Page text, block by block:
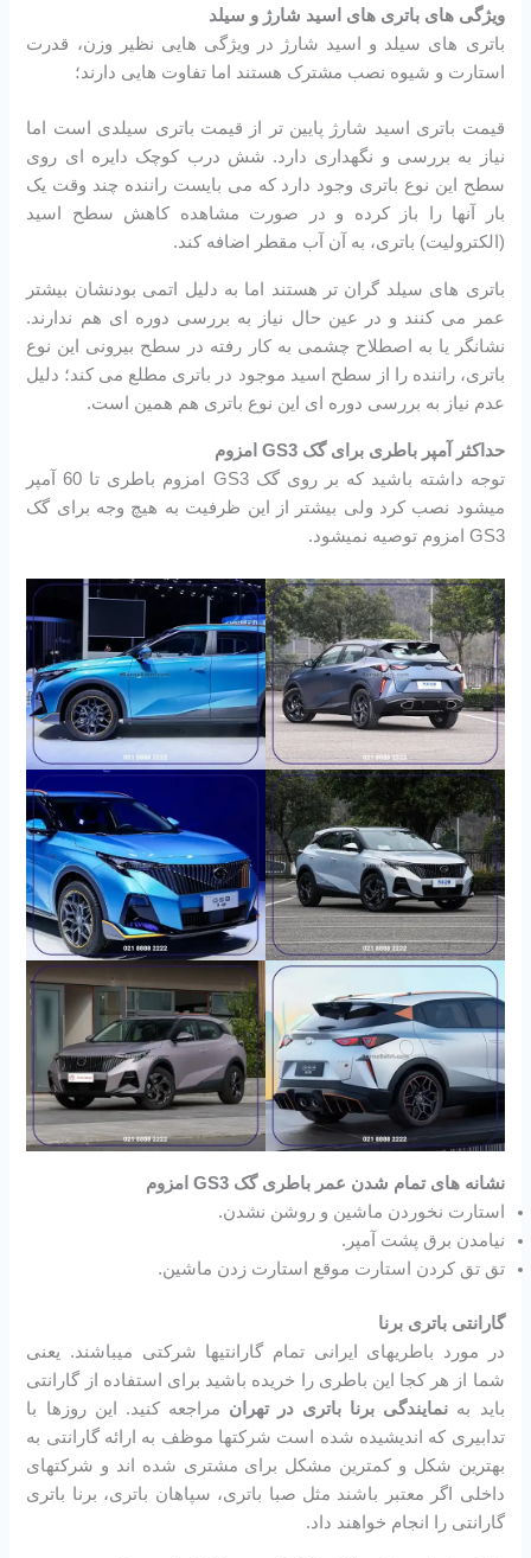
ویژگی های باتری های اسید شارژ و سیلد
باتری های سیلد و اسید شارژ در ویژگی هایی نظیر وزن، قدرت
استارت و شیوه نصب مشترک هستند اما تفاوت هایی دارند؛
قیمت باتری اسید شارژ پایین تر از قیمت باتری سیلدی است اما
نیاز به بررسی و نگهداری دارد. شش درب کوچک دایره ای روی
سطح این نوع باتری وجود دارد که می بایست راننده چند وقت یک
بار آنها را باز کرده و در صورت مشاهده کاهش سطح اسید
(الکترولیت) باتری، به آن آب مقطر اضافه کند.
باتری های سیلد گران تر هستند اما به دلیل اتمی بودنشان بیشتر
عمر می کنند و در عین حال نیاز به بررسی دوره ای هم ندارند.
نشانگر یا به اصطلاح چشمی به کار رفته در سطح بیرونی این نوع
باتری، راننده را از سطح اسید موجود در باتری مطلع می کند؛ دلیل
عدم نیاز به بررسی دوره ای این نوع باتری هم همین است.
حداکثر آمپر باطری برای گک GS3 امزوم
توجه داشته باشید که بر روی گک GS3 امزوم باطری تا 60 آمپر
میشود نصب کرد ولی بیشتر از این ظرفیت به هیچ وجه برای گک
GS3 امزوم توصیه نمیشود.
نشانه های تمام شدن عمر باطری گک GS3 امزوم
استارت نخوردن ماشین و روشن نشدن.
نیامدن برق پشت آمپر.
تق تق کردن استارت موقع استارت زدن ماشین.
گارانتی باتری برنا
در مورد باطریهای ایرانی تمام گارانتیها شرکتی میباشند. یعنی
شما از هر کجا این باطری را خریده باشید برای استفاده از گارانتی
باید به نمایندگی برنا باتری در تهران مراجعه کنید. این روزها با
تدابیری که اندیشیده شده است شرکتها موظف به ارائه گارانتی به
بهترین شکل و کمترین مشکل برای مشتری شده اند و شرکتهای
داخلی اگر معتبر باشند مثل صبا باتری، سپاهان باتری، برنا باتری
گارانتی را انجام خواهند داد.